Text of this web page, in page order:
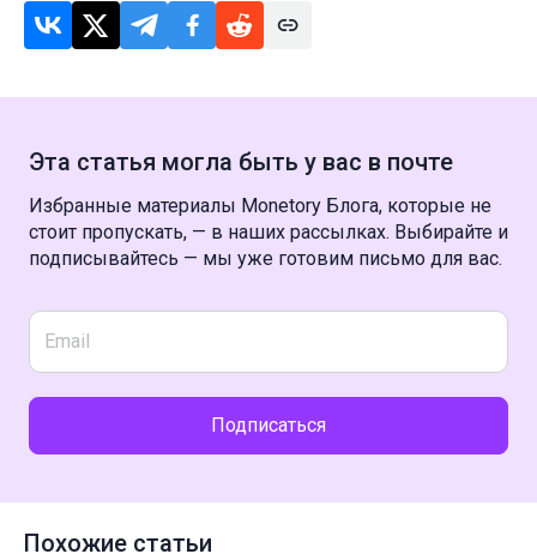
Эта статья могла быть у вас в почте
Избранные материалы Monetory Блога, которые не
стоит пропускать, — в наших рассылках. Выбирайте и
подписывайтесь — мы уже готовим письмо для вас.
Подписаться
Похожие статьи